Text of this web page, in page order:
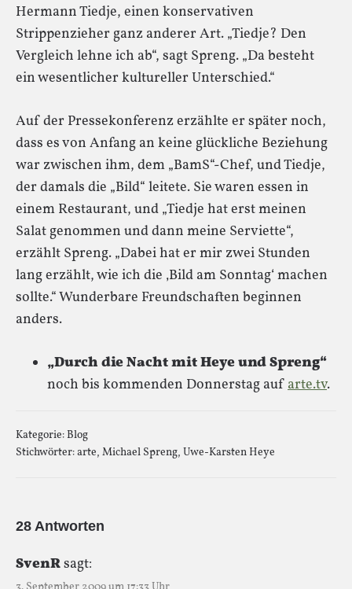
Hermann Tiedje, einen konservativen
Strippenzieher ganz anderer Art. „Tiedje? Den
Vergleich lehne ich ab“, sagt Spreng. „Da besteht
ein wesentlicher kultureller Unterschied.“
Auf der Pressekonferenz erzählte er später noch,
dass es von Anfang an keine glückliche Beziehung
war zwischen ihm, dem „BamS“-Chef, und Tiedje,
der damals die „Bild“ leitete. Sie waren essen in
einem Restaurant, und „Tiedje hat erst meinen
Salat genommen und dann meine Serviette“,
erzählt Spreng. „Dabei hat er mir zwei Stunden
lang erzählt, wie ich die ‚Bild am Sonntag‘ machen
sollte.“ Wunderbare Freundschaften beginnen
anders.
„Durch die Nacht mit Heye und Spreng“
noch bis kommenden Donnerstag aufarte.tv.
Kategorie:Blog
Stichwörter:arte, Michael Spreng, Uwe-Karsten Heye
28 Antworten
SvenRsagt: